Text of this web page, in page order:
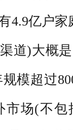
4.9亿户
道)大概
模超过
市场(不